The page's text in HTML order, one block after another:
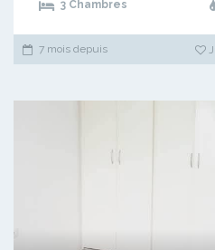
3 Chambres
7 mois depuis